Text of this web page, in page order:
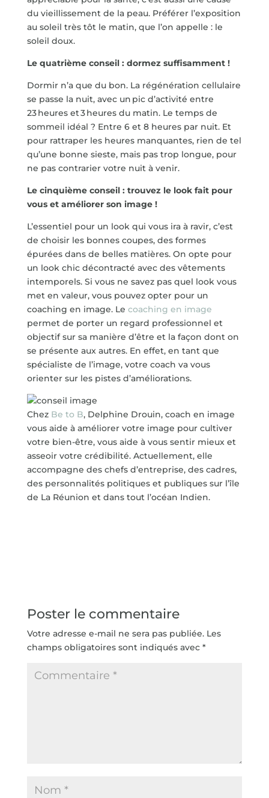
du vieillissement de la peau. Préférer l’exposition
au soleil très tôt le matin, que l’on appelle : le
soleil doux.
Le quatrième conseil : dormez suffisamment !
Dormir n’a que du bon. La régénération cellulaire
se passe la nuit, avec un pic d’activité entre
23 heures et 3 heures du matin. Le temps de
sommeil idéal ? Entre 6 et 8 heures par nuit. ​Et
pour rattraper les heures manquantes, rien de tel
qu’une bonne sieste, mais pas trop longue, pour
ne pas contrarier votre nuit à venir.
Le cinquième conseil : trouvez le look fait pour
vous et améliorer son image !
L’essentiel pour un look qui vous ira à ravir, c’est
de choisir les bonnes coupes, des formes
épurées dans de belles matières. On opte pour
un look chic décontracté avec des vêtements
intemporels. Si vous ne savez pas quel look vous
met en valeur, vous pouvez opter pour un
coaching en image. Le coaching en image
permet de porter un regard professionnel et
objectif sur sa manière d’être et la façon dont on
se présente aux autres. En effet, en tant que
spécialiste de l’image, votre coach va vous
orienter sur les pistes d’améliorations.
ChezBe to B, Delphine Drouin, coach en image
vous aide à améliorer votre image pour cultiver
votre bien-être, vous aide à vous sentir mieux et
asseoir votre crédibilité. Actuellement, elle
accompagne des chefs d’entreprise, des cadres,
des personnalités politiques et publiques sur l’île
de La Réunion et dans tout l’océan Indien.
Poster le commentaire
Votre adresse e-mail ne sera pas publiée. Les
champs obligatoires sont indiqués avec *